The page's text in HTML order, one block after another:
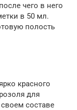
чего в него
в 50 мл.
полость
красного
для
составе